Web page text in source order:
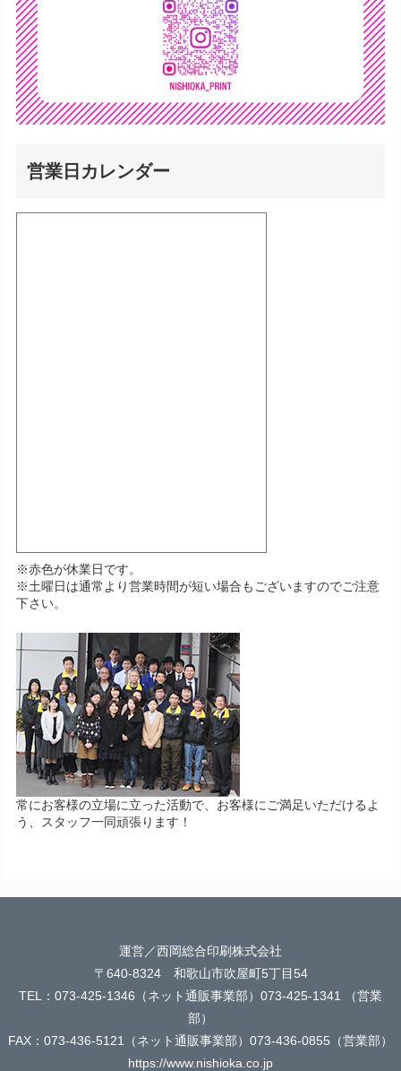
営業日カレンダー
※赤色が休業日です。
※土曜日は通常より営業時間が短い場合もございますのでご注意
下さい。
常にお客様の立場に立った活動で、お客様にご満足いただけるよ
う、スタッフ一同頑張ります！
運営／西岡総合印刷株式会社
〒640-8324 和歌山市吹屋町5丁目54
TEL：073-425-1346（ネット通販事業部）073-425-1341 （営業
部）
FAX：073-436-5121（ネット通販事業部）073-436-0855（営業部）
https://www.nishioka.co.jp